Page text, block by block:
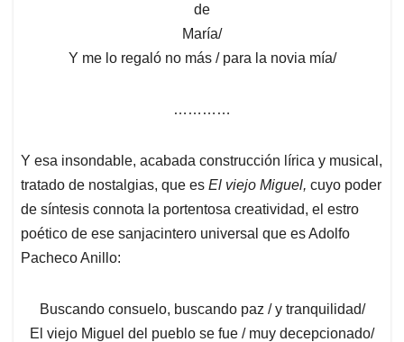
de
María/
Y me lo regaló no más / para la novia mía/
…………
Y esa insondable, acabada construcción lírica y musical,
tratado de nostalgias, que es El viejo Miguel, cuyo poder
de síntesis connota la portentosa creatividad, el estro
poético de ese sanjacintero universal que es Adolfo
Pacheco Anillo:
Buscando consuelo, buscando paz / y tranquilidad/
El viejo Miguel del pueblo se fue / muy decepcionado/